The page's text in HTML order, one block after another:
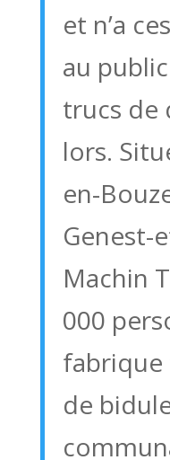
et n’a
au
trucs de
lors.
en-
Genest-
Machin
000
de